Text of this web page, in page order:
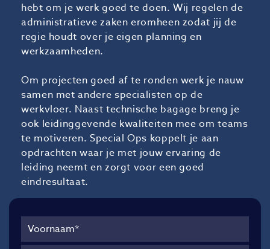
hebt om je werk goed te doen. Wij regelen de
administratieve zaken eromheen zodat jij de
regie houdt over je eigen planning en
werkzaamheden.
Om projecten goed af te ronden werk je nauw
samen met andere specialisten op de
werkvloer. Naast technische bagage breng je
ook leidinggevende kwaliteiten mee om teams
te motiveren. Special Ops koppelt je aan
opdrachten waar je met jouw ervaring de
leiding neemt en zorgt voor een goed
eindresultaat.